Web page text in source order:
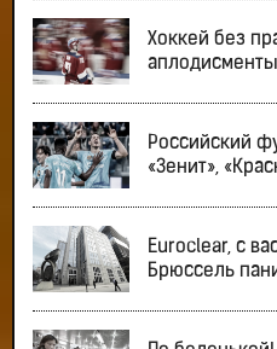
Хоккей без
Российский
«Зенит»,
Euroclear, с
Брюссель